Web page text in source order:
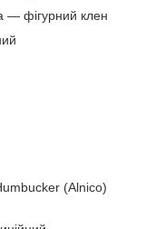
— фігурний клен
(Alnico)